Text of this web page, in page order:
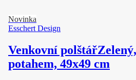
Novinka
Esschert Design
Venkovní polštář
potahem, 49x49 cm